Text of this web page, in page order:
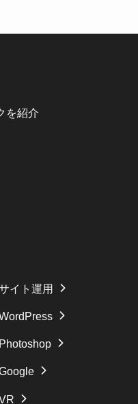
を紹介
イト運用
Photoshop